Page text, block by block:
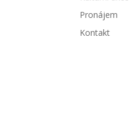
Pronájem
Kontakt